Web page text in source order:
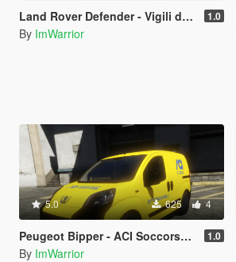
Land Rover Defender - Vigili del Fuoco 115 (Paintjob | FiveM) 1.0
By ImWarrior
5.0 625 4
Peugeot Bipper - ACI Soccorso Stradale Officina Mobile (Paintjob | FiveM) 1.0
By ImWarrior